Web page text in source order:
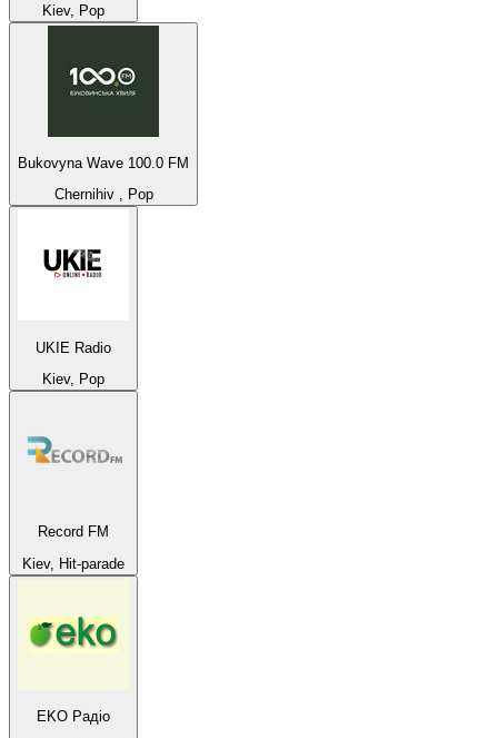
Kiev, Pop
Bukovyna Wave 100.0 FM
Chernihiv , Pop
UKIE Radio
Kiev, Pop
Record FM
Kiev, Hit-parade
EKO Радіо